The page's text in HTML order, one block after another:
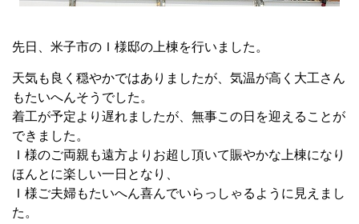
先日、米子市のＩ様邸の上棟を行いました。
天気も良く穏やかではありましたが、気温が高く大工さん
もたいへんそうでした。
着工が予定より遅れましたが、無事この日を迎えることが
できました。
Ｉ様のご両親も遠方よりお超し頂いて賑やかな上棟になり
ほんとに楽しい一日となり、
Ｉ様ご夫婦もたいへん喜んでいらっしゃるように見えまし
た。